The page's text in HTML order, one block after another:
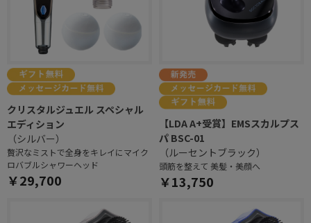
クリスタルジュエル スペシャル
エディション
（シルバー）
贅沢なミストで全身をキレイにマイク
ロバブルシャワーヘッド
￥29,700
【LDA A+受賞】EMSスカルプス
パ BSC-01
（ルーセントブラック）
頭筋を整えて 美髪・美顔へ
￥13,750